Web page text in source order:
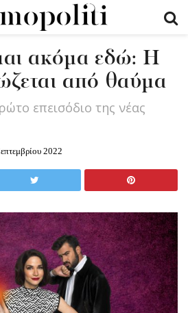
ακόμα εδώ: Η
από θαύμα
επεισόδιο της νέας
2022